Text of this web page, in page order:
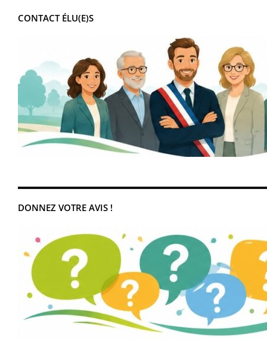
CONTACT ÉLU(E)S
DONNEZ VOTRE AVIS !